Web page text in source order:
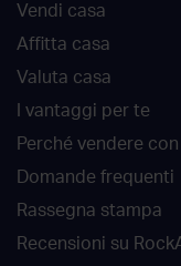
Vendi casa
Affitta casa
Valuta casa
I vantaggi per te
Perché vendere
Domande frequenti
Rassegna stampa
Recensioni su